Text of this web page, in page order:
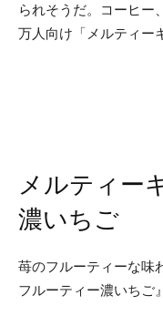
られそうだ。コーヒー
万人向け「メルティー
メルティー
濃いちご
苺のフルーティーな味
フルーティー濃いちご